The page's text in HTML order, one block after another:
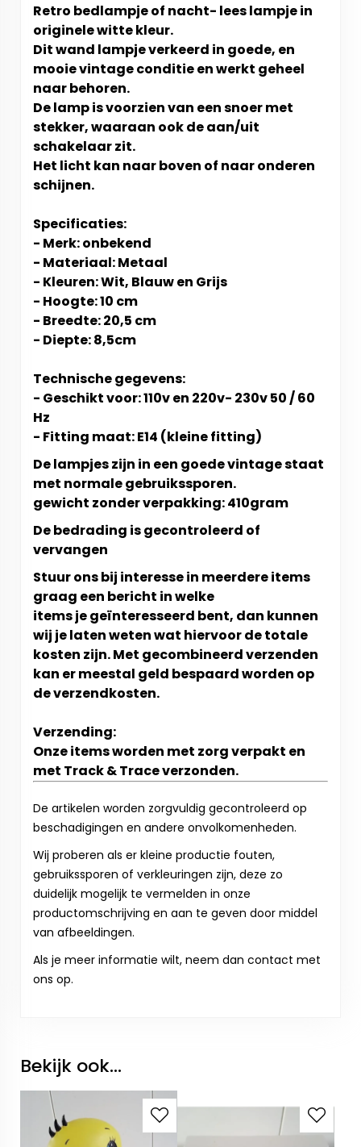
Retro bedlampje of nacht- lees lampje in
originele witte kleur.
Dit wand lampje verkeerd in goede, en
mooie vintage conditieen werkt geheel
naar behoren.
De lamp is voorzien van een snoer met
stekker, waaraan ook de aan/uit
schakelaar zit.
Het licht kan naar boven of naar onderen
schijnen.
Specificaties:
- Merk: onbekend
- Materiaal: Metaal
- Kleuren: Wit, Blauw en Grijs
- Hoogte: 10 cm
- Breedte: 20,5 cm
- Diepte: 8,5cm
Technische gegevens:
- Geschikt voor: 110v en 220v- 230v 50 / 60
Hz
- Fitting maat: E14 (kleine fitting)
De lampjes zijn in een goede vintage staat
met normale gebruikssporen.
gewicht zonder verpakking: 410gram
De bedrading is gecontroleerd of
vervangen
Stuur ons bij interesse in meerdere items
graag een bericht in welke
items je geïnteresseerd bent, dan kunnen
wij je laten weten wat hiervoor de totale
kosten zijn. Met gecombineerd verzenden
kan er meestal geld bespaard worden op
de verzendkosten.
Verzending:
Onze items worden met zorg verpakt en
met Track & Trace verzonden.
De artikelen worden zorgvuldig gecontroleerd op
beschadigingen en andere onvolkomenheden.
Wij proberen als er kleine productie fouten,
gebruikssporen of verkleuringen zijn, deze zo
duidelijk mogelijk te vermelden in onze
productomschrijving en aan te geven door middel
van afbeeldingen.
Als je meer informatie wilt, neem dan contact met
ons op.
Bekijk ook...